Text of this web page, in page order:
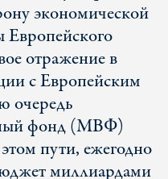
экономической
Европейского
отражение в
с Европейским
очередь
фонд (МВФ)
пути, ежегодно
миллиардами